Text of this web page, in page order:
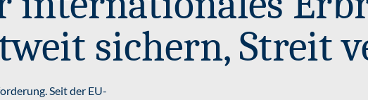
sichern, Streit
Seit der EU-